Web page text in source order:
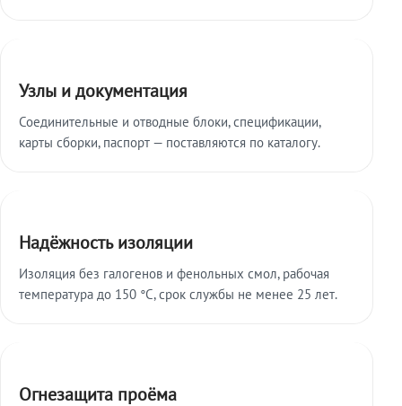
Узлы и документация
Соединительные и отводные блоки, спецификации,
карты сборки, паспорт — поставляются по каталогу.
Надёжность изоляции
Изоляция без галогенов и фенольных смол, рабочая
температура до 150 °C, срок службы не менее 25 лет.
Огнезащита проёма